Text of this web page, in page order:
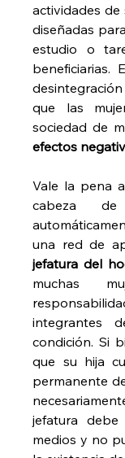
actividades
diseñadas
estudio o
beneficiarias.
que las
sociedad de
efectos
Vale la pena
cabeza
una red de
jefatura del
muchas
integrantes
condición. Si
que su hija
permanente
jefatura
medios y no